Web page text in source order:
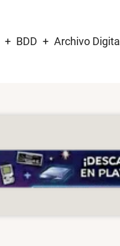
BDD Archivo Digital